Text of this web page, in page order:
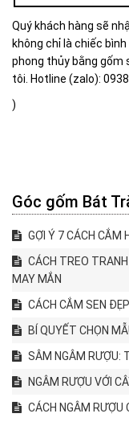
Quý khách hàng sẽ
không chỉ là chiếc
phong thủy bằng gốm
tôi. Hotline (zalo):
)
Góc gốm Bát
GỢI Ý 7 CÁCH CẮM
CÁCH TREO
MAY MẮN
CÁCH CẮM SEN
BÍ QUYẾT CHỌN
SÂM NGÂM RƯỢU:
NGÂM RƯỢU VỚI
CÁCH NGÂM RƯỢU